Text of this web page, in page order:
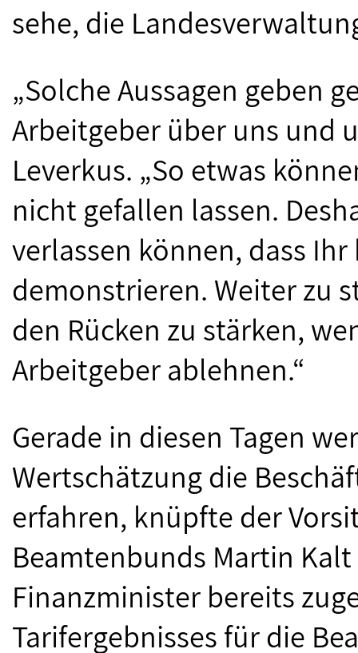
sehe, die
„Solche Aussagen geben
Arbeitgeber über uns und
Leverkus. „So etwas
nicht gefallen lassen.
verlassen können, dass
demonstrieren. Weiter zu
den Rücken zu stärken,
Arbeitgeber ablehnen.“
Gerade in diesen Tagen
Wertschätzung die
erfahren, knüpfte der
Beamtenbunds Martin
Finanzminister bereits
Tarifergebnisses für die